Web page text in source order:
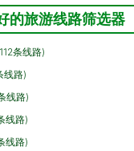
的旅游线路筛选器
112条线路)
线路)
线路)
线路)
线路)